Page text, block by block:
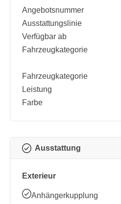
Angebotsnummer
Ausstattungslinie
Verfügbar ab
Fahrzeugkategorie
Fahrzeugkategorie
Leistung
Farbe
Ausstattung
Exterieur
Anhängerkupplung